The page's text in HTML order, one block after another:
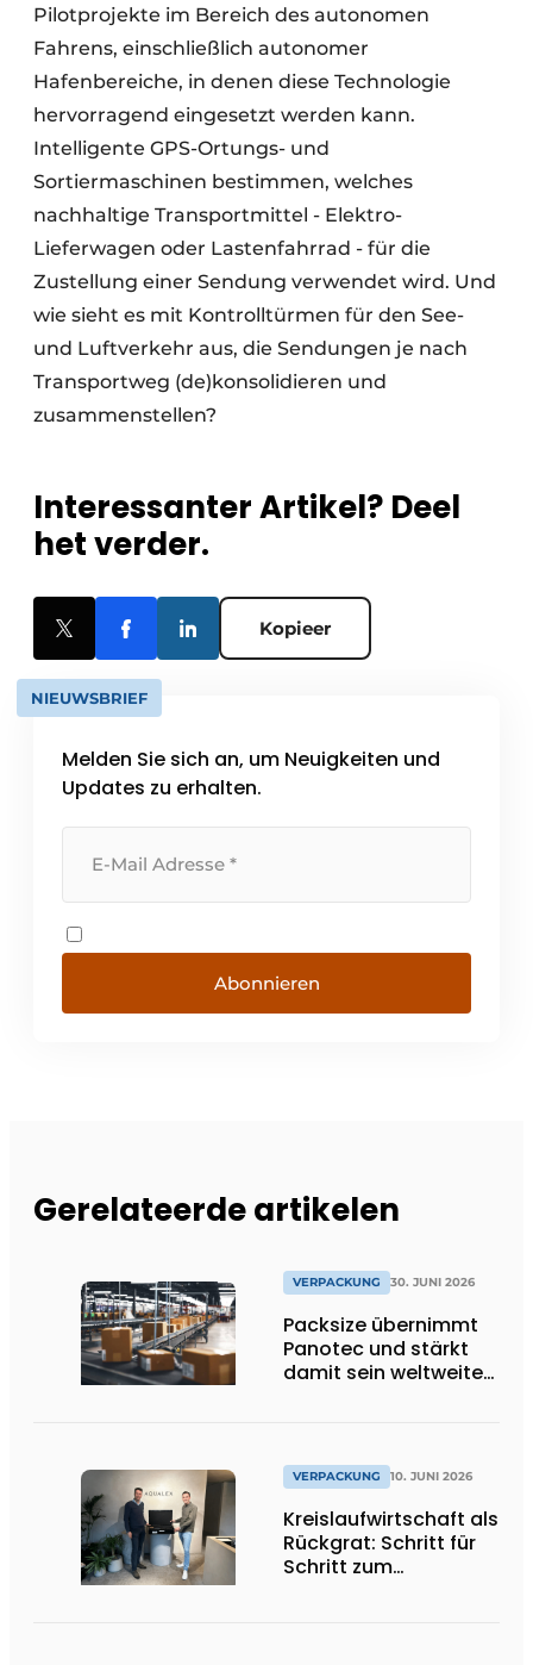
Pilotprojekte im Bereich des autonomen
Fahrens, einschließlich autonomer
Hafenbereiche, in denen diese Technologie
hervorragend eingesetzt werden kann.
Intelligente GPS-Ortungs- und
Sortiermaschinen bestimmen, welches
nachhaltige Transportmittel - Elektro-
Lieferwagen oder Lastenfahrrad - für die
Zustellung einer Sendung verwendet wird. Und
wie sieht es mit Kontrolltürmen für den See-
und Luftverkehr aus, die Sendungen je nach
Transportweg (de)konsolidieren und
zusammenstellen?
Interessanter Artikel? Deel
het verder.
Kopieer
NIEUWSBRIEF
Melden Sie sich an, um Neuigkeiten und
Updates zu erhalten.
Abonnieren
Gerelateerde artikelen
VERPACKUNG 30. JUNI 2026
Packsize übernimmt
Panotec und stärkt
damit sein weltweites
VERPACKUNG 10. JUNI 2026
Kreislaufwirtschaft als
Rückgrat: Schritt für
Schritt zum